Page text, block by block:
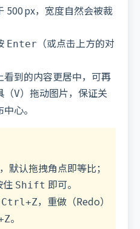
500 px，宽度自然会被裁
Enter
（或点击上方的对
看到的内容更居中，可再
（V）拖动图片，保证关
心。
默认拖拽角点即等比；
住 Shift 即可。
Ctrl+Z，重做（Redo）
。